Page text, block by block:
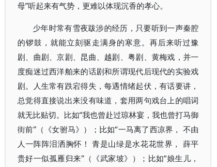
母”听起来有气势，更难以体现沉香的孝心。
少年时常有雪夜跋涉的经历，只要听到一声秦腔
的锣鼓，就能立刻驱走满身的寒意。再后来听过豫
剧、曲剧、京剧、昆曲、越剧、粤剧、黄梅戏，并一
度痴迷过西洋舶来的话剧和所谓现代后现代的实验戏
剧。人生常有跌宕得失，每遇情绪起伏，有话要讲，
总觉得直接说出来没有味道，套用两句戏台上的唱词
就无比贴切。比如“我也曾赴过琼林宴，我也曾打马御
街前”（《女驸马》）；比如“一马离了西凉界， 不由
人一阵阵泪洒胸怀！ 青是山绿是水花花世界， 薛平
贵好一似孤雁归来”（《武家坡》）；比如“娘生儿，